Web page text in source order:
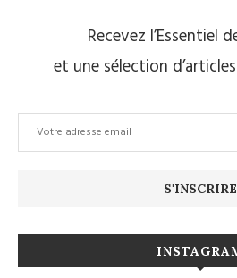
Recevez l’Essentiel
et une sélection